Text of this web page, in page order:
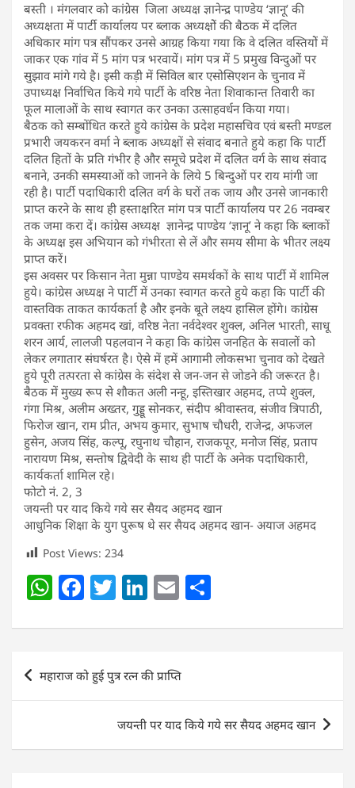
बस्ती । मंगलवार को कांग्रेस जिला अध्यक्ष ज्ञानेन्द्र पाण्डेय ‘ज्ञानू’ की
अध्यक्षता में पार्टी कार्यालय पर ब्लाक अध्यक्षोें की बैठक में दलित
अधिकार मांग पत्र सौंपकर उनसे आग्रह किया गया कि वे दलित वस्तियोें में
जाकर एक गांव में 5 मांग पत्र भरवायें। मांग पत्र में 5 प्रमुख विन्दुओं पर
सुझाव मांगे गये है। इसी कड़ी में सिविल बार एसोसिएशन के चुनाव में
उपाध्यक्ष निर्वाचित किये गये पार्टी के वरिष्ठ नेता शिवाकान्त तिवारी का
फूल मालाओं के साथ स्वागत कर उनका उत्साहवर्धन किया गया।
बैठक को सम्बोंधित करते हुये कांग्रेस के प्रदेश महासचिव एवं बस्ती मण्डल
प्रभारी जयकरन वर्मा ने ब्लाक अध्यक्षों से संवाद बनाते हुये कहा कि पार्टी
दलित हितों के प्रति गंभीर है और समूचे प्रदेश में दलित वर्ग के साथ संवाद
बनाने, उनकी समस्याओं को जानने के लिये 5 बिन्दुओं पर राय मांगी जा
रही है। पार्टी पदाधिकारी दलित वर्ग के घरों तक जाय और उनसे जानकारी
प्राप्त करने के साथ ही हस्ताक्षरित मांग पत्र पार्टी कार्यालय पर 26 नवम्बर
तक जमा करा दें। कांग्रेस अध्यक्ष ज्ञानेन्द्र पाण्डेय ‘ज्ञानू’ ने कहा कि ब्लाकों
के अध्यक्ष इस अभियान को गंभीरता से लें और समय सीमा के भीतर लक्ष्य
प्राप्त करें।
इस अवसर पर किसान नेता मुन्ना पाण्डेय समर्थकों के साथ पार्टी में शामिल
हुये। कांग्रेस अध्यक्ष ने पार्टी में उनका स्वागत करते हुये कहा कि पार्टी की
वास्तविक ताकत कार्यकर्ता है और इनके बूते लक्ष्य हासिल होंगे। कांग्रेस
प्रवक्ता रफीक अहमद खां, वरिष्ठ नेता नर्वदेश्वर शुक्ल, अनिल भारती, साधू
शरन आर्य, लालजी पहलवान ने कहा कि कांग्रेस जनहित के सवालों को
लेकर लगातार संघर्षरत है। ऐसे में हमें आगामी लोकसभा चुनाव को देखते
हुये पूरी तत्परता से कांग्रेस के संदेश से जन-जन से जोडने की जरूरत है।
बैठक में मुख्य रूप से शौकत अली नन्हू, इस्तिखार अहमद, तप्पे शुक्ल,
गंगा मिश्र, अलीम अख्तर, गुड्डू सोनकर, संदीप श्रीवास्तव, संजीव त्रिपाठी,
फिरोज खान, राम प्रीत, अभय कुमार, सुभाष चौधरी, राजेन्द्र, अफजल
हुसेन, अजय सिंह, कल्पू, रघुनाथ चौहान, राजकपूर, मनोज सिंह, प्रताप
नारायण मिश्र, सन्तोष द्विवेदी के साथ ही पार्टी के अनेक पदाधिकारी,
कार्यकर्ता शामिल रहे।
फोटो नं. 2, 3
जयन्ती पर याद किये गये सर सैयद अहमद खान
आधुनिक शिक्षा के युग पुरूष थे सर सैयद अहमद खान- अयाज अहमद
Post Views: 234
W
at
s
A
F
c
e
b
T
itt
er
Li
k
e
dI
n
E
ai
l
ar
Post
navigation
महाराज को हुई पुत्र रत्न की प्राप्ति
जयन्ती पर याद किये गये सर सैयद अहमद खान